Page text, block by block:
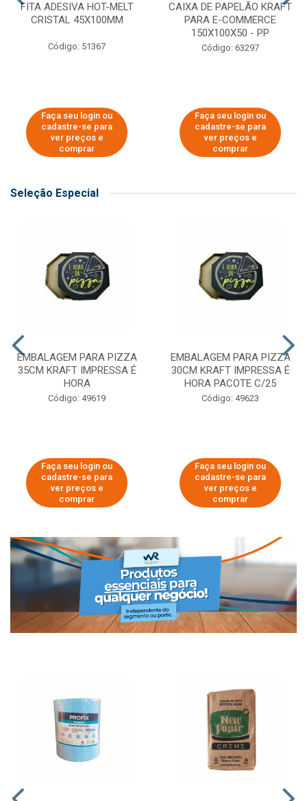
FITA ADESIVA HOT-MELT
CRISTAL 45X100MM
Código: 51367
Faça seu login ou
cadastre-se para
ver preços e
comprar
CAIXA DE PAPELÃO KRAFT
PARA E-COMMERCE
150X100X50 - PP
Código: 63297
Faça seu login ou
cadastre-se para
ver preços e
comprar
Seleção Especial
EMBALAGEM PARA PIZZA
35CM KRAFT IMPRESSA É
HORA
Código: 49619
Faça seu login ou
cadastre-se para
ver preços e
comprar
EMBALAGEM PARA PIZZA
30CM KRAFT IMPRESSA É
HORA PACOTE C/25
Código: 49623
Faça seu login ou
cadastre-se para
ver preços e
comprar